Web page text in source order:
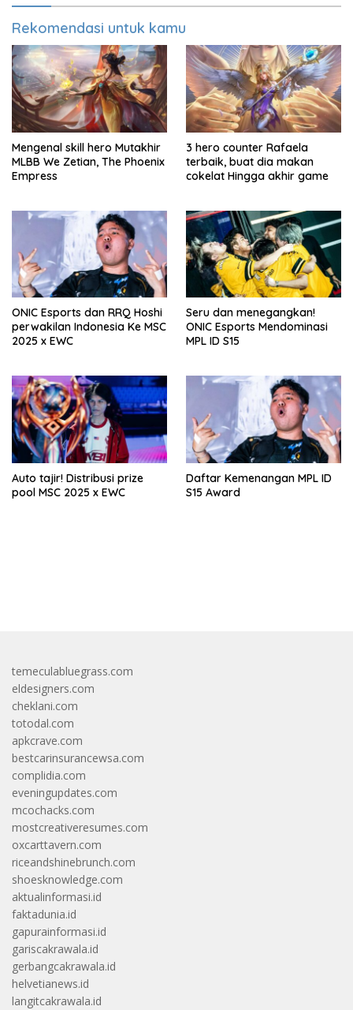
Rekomendasi untuk kamu
Mengenal skill hero Mutakhir
MLBB We Zetian, The Phoenix
Empress
3 hero counter Rafaela
terbaik, buat dia makan
cokelat Hingga akhir game
ONIC Esports dan RRQ Hoshi
perwakilan Indonesia Ke MSC
2025 x EWC
Seru dan menegangkan!
ONIC Esports Mendominasi
MPL ID S15
Auto tajir! Distribusi prize
pool MSC 2025 x EWC
Daftar Kemenangan MPL ID
S15 Award
temeculabluegrass.com
eldesigners.com
cheklani.com
totodal.com
apkcrave.com
bestcarinsurancewsa.com
complidia.com
eveningupdates.com
mcochacks.com
mostcreativeresumes.com
oxcarttavern.com
riceandshinebrunch.com
shoesknowledge.com
aktualinformasi.id
faktadunia.id
gapurainformasi.id
gariscakrawala.id
gerbangcakrawala.id
helvetianews.id
langitcakrawala.id